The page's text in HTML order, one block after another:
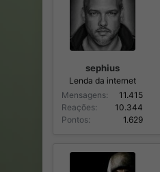
sephius
Lenda da internet
Mensagens
11.415
Reações
10.344
Pontos
1.629